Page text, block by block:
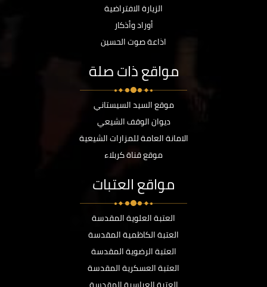
الزيارة الافتراضية
أوراد وأذكار
اذاعة صوت الحسين
مواقع ذات صلة
موقع السيد السيستاني
ديوان الوقف الشيعي
الامانة العامة للمزارات الشيعية
موقع قناة كربلاء
مواقع العتبات
العتبة العلوية المقدسة
العتبة الكاظمية المقدسة
العتبة الرضوية المقدسة
العتبة العسكرية المقدسة